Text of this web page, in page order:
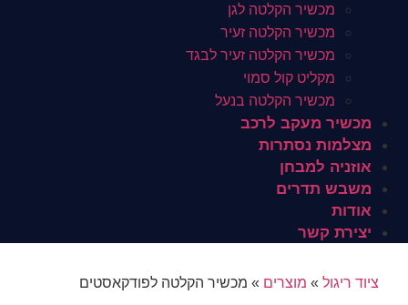
מכשיר הקלטה לגן
מכשיר הקלטה זעיר
מכשיר הקלטה זעיר לבגד
מקליט קול סמוי
מכשיר הקלטה בנעל
מכשיר מעקב לרכב
מצלמות נסתרות
אוזניה למבחן
משבש תדרים
אודות
יצירת קשר
ציוד ריגול » מוצרים » מכשיר הקלטה לפודקאסטים